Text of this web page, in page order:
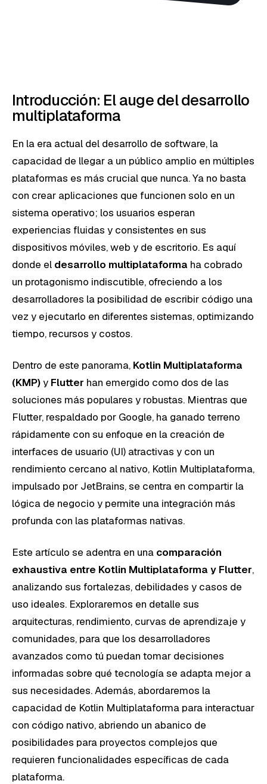
Introducción: El auge del desarrollo
multiplataforma
En la era actual del desarrollo de software, la
capacidad de llegar a un público amplio en múltiples
plataformas es más crucial que nunca. Ya no basta
con crear aplicaciones que funcionen solo en un
sistema operativo; los usuarios esperan
experiencias fluidas y consistentes en sus
dispositivos móviles, web y de escritorio. Es aquí
donde el desarrollo multiplataforma ha cobrado
un protagonismo indiscutible, ofreciendo a los
desarrolladores la posibilidad de escribir código una
vez y ejecutarlo en diferentes sistemas, optimizando
tiempo, recursos y costos.
Dentro de este panorama, Kotlin Multiplataforma
(KMP)y Flutter han emergido como dos de las
soluciones más populares y robustas. Mientras que
Flutter, respaldado por Google, ha ganado terreno
rápidamente con su enfoque en la creación de
interfaces de usuario (UI) atractivas y con un
rendimiento cercano al nativo, Kotlin Multiplataforma,
impulsado por JetBrains, se centra en compartir la
lógica de negocio y permite una integración más
profunda con las plataformas nativas.
Este artículo se adentra en una comparación
exhaustiva entre Kotlin Multiplataforma y Flutter,
analizando sus fortalezas, debilidades y casos de
uso ideales. Exploraremos en detalle sus
arquitecturas, rendimiento, curvas de aprendizaje y
comunidades, para que los desarrolladores
avanzados como tú puedan tomar decisiones
informadas sobre qué tecnología se adapta mejor a
sus necesidades. Además, abordaremos la
capacidad de Kotlin Multiplataforma para interactuar
con código nativo, abriendo un abanico de
posibilidades para proyectos complejos que
requieren funcionalidades específicas de cada
plataforma.